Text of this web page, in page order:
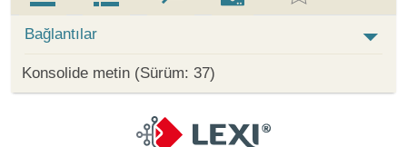
Bağlantılar
Konsolide metin (Sürüm: 37)